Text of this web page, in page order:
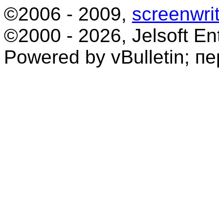
©2006 - 2009,
©2000 - 2026, Jelsoft
Powered by vBulletin;